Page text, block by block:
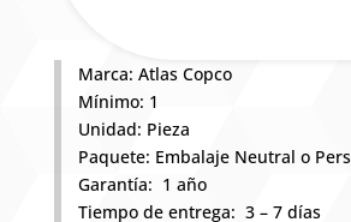
Marca: Atlas Copco
Mínimo: 1
Unidad: Pieza
Paquete: Embalaje Neutral o
Garantía: 1 año
Tiempo de entrega: 3 – 7 días